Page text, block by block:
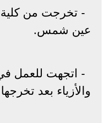
- تخرجت من كلية
عين شمس.
- اتجهت للعمل
والأزياء بعد